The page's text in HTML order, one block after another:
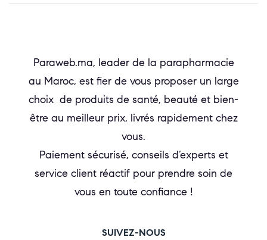
Paraweb.ma, leader de la parapharmacie
au Maroc, est fier de vous proposer un large
choix de produits de santé, beauté et bien-
être au meilleur prix, livrés rapidement chez
vous.
Paiement sécurisé, conseils d’experts et
service client réactif pour prendre soin de
vous en toute confiance !
SUIVEZ-NOUS